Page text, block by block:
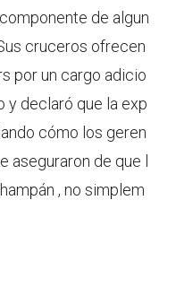
de algun
cruceros ofrecen
por un cargo adicio
y declaró que la exp
cómo los geren
aseguraron de que l
, no simplem